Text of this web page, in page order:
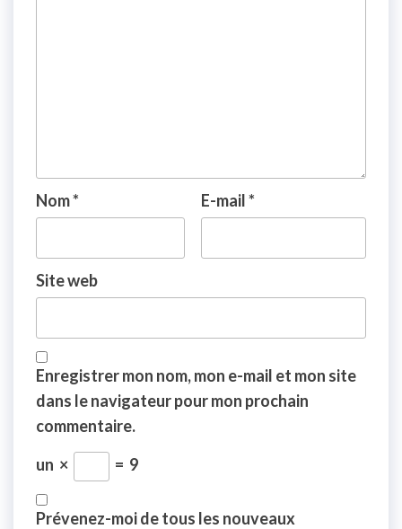
Nom* E-mail*
Site web
Enregistrer mon nom, mon e-mail et mon site
dans le navigateur pour mon prochain
commentaire.
un × = 9
Prévenez-moi de tous les nouveaux